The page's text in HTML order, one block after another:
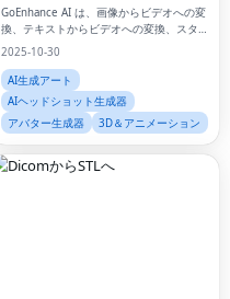
GoEnhance AI は、画像からビデオへの変
換、テキストからビデオへの変換、スタ
イル転送などのマルチモデル生成を組み
2025-10-30
AI生成アート
AIヘッドショット生成器
アバター生成器
3D＆アニメーション